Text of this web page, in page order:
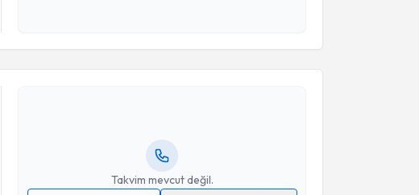
Takvim mevcut değil.
Randevu Takvimi Talebi
Uzm. Dr. Özlem Teberik